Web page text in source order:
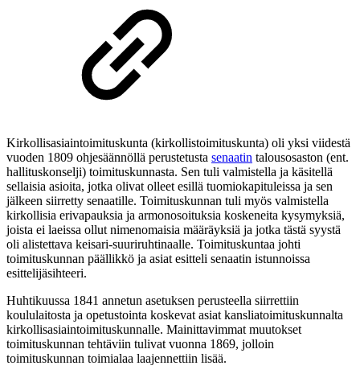
Kirkollisasiaintoimituskunta (kirkollistoimituskunta) oli yksi viidestä
vuoden 1809 ohjesäännöllä perustetusta senaatin talousosaston (ent.
hallituskonselji) toimituskunnasta. Sen tuli valmistella ja käsitellä
sellaisia asioita, jotka olivat olleet esillä tuomiokapituleissa ja sen
jälkeen siirretty senaatille. Toimituskunnan tuli myös valmistella
kirkollisia erivapauksia ja armonosoituksia koskeneita kysymyksiä,
joista ei laeissa ollut nimenomaisia määräyksiä ja jotka tästä syystä
oli alistettava keisari-suuriruhtinaalle. Toimituskuntaa johti
toimituskunnan päällikkö ja asiat esitteli senaatin istunnoissa
esittelijäsihteeri.
Huhtikuussa 1841 annetun asetuksen perusteella siirrettiin
koululaitosta ja opetustointa koskevat asiat kansliatoimituskunnalta
kirkollisasiaintoimituskunnalle. Mainittavimmat muutokset
toimituskunnan tehtäviin tulivat vuonna 1869, jolloin
toimituskunnan toimialaa laajennettiin lisää.